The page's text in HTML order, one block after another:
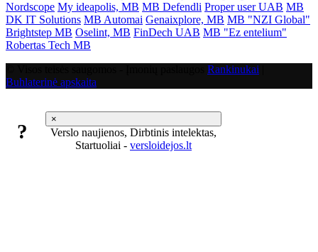
Nordscope My ideapolis, MB MB Defendli Proper user UAB MB
DK IT Solutions MB Automai Genaixplore, MB MB "NZI Global"
Brightstep MB Oselint, MB FinDech UAB MB "Ez entelium"
Robertas Tech MB
Rankinukai
Buhlaterinė apskaita
×
?
Verslo naujienos, Dirbtinis intelektas,
Startuoliai - versloidejos.lt